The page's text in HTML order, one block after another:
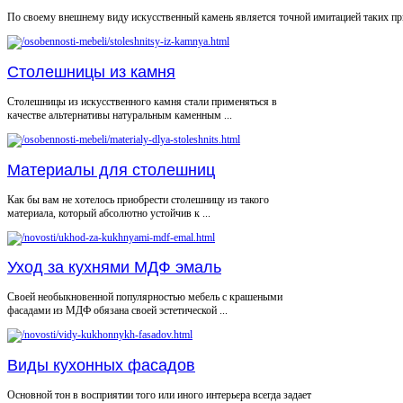
По своему внешнему виду искусственный камень является точной имитацией таких
Столешницы из камня
Столешницы из искусственного камня стали применяться в
качестве альтернативы натуральным каменным ...
Материалы для столешниц
Как бы вам не хотелось приобрести столешницу из такого
материала, который абсолютно устойчив к ...
Уход за кухнями МДФ эмаль
Своей необыкновенной популярностью мебель с крашеными
фасадами из МДФ обязана своей эстетической ...
Виды кухонных фасадов
Основной тон в восприятии того или иного интерьера всегда задает